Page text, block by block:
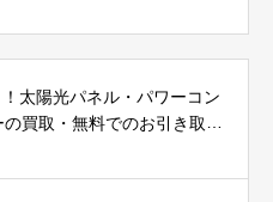
太陽光パネル・パワーコン
買取・無料でのお引き取り